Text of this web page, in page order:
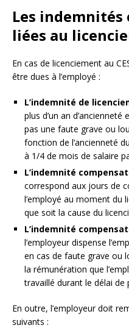
Les
liées au
En cas de licenciement au
être dues à l’employé :
L’indemnité de
plus d’un an
pas une faute grave ou
fonction de l’ancienneté
à 1/4 de mois de salaire
L’indemnité
correspond aux jours de
l’employé au moment du
que soit la cause du
L’indemnité
l’employeur dispense
en cas de faute grave ou
la rémunération que
travaillé durant le délai de
En outre, l’employeur doit
suivants :